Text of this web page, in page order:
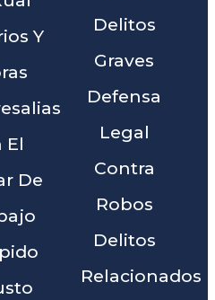
Y
El
De
Delitos
Graves
Defensa
Legal
Contra
Robos
Delitos
Relacionados